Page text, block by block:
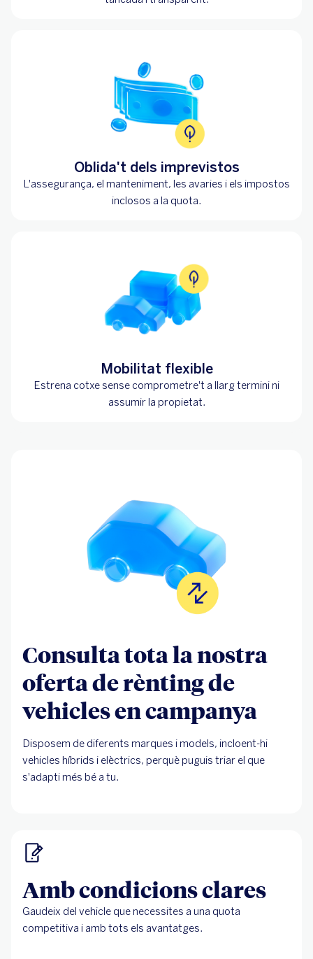
Oblida't dels imprevistos
L'assegurança, el manteniment, les avaries i els impostos
inclosos a la quota.
Mobilitat flexible
Estrena cotxe sense comprometre't a llarg termini ni
assumir la propietat.
Consulta tota la nostra
oferta de rènting de
vehicles en campanya
Disposem de diferents marques i models, incloent-hi
vehicles híbrids i elèctrics, perquè puguis triar el que
s'adapti més bé a tu.
Amb condicions clares
Gaudeix del vehicle que necessites a una quota
competitiva i amb tots els avantatges.